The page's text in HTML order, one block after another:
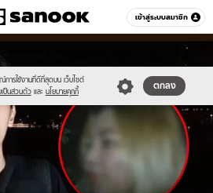
เข้าสู่ระบบสมาชิก
หมวดอื่นๆ
ณ์การใช้งานที่ดีที่สุดบน เว็บไซต์
เป็นส่วนตัว และ นโยบายคุกกี้
ตกลง
logo-
9513770/tagline-